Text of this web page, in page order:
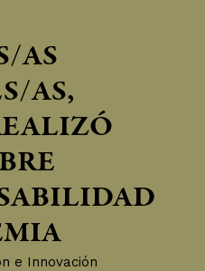
AS
AS,
e Innovación